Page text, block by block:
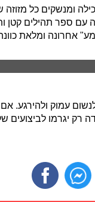
ומנשקים כל מזוזה
ספר תהילים קטן
אחרונה ומלאת כוונה
עמוק ולהירגע.
רק יגרמו לביצועים